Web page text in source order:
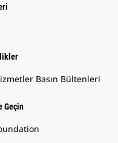
Basın Bültenleri
Geçin